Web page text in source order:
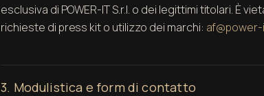
esclusiva di POWER-IT S.r.l. o dei legittimi titolari. È
richieste di press kit o utilizzo dei marchi:
3. Modulistica e form di contatto